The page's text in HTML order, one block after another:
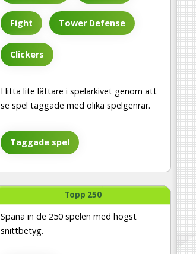
Fight Tower Defense
Clickers
Hitta lite lättare i spelarkivet genom att
se spel taggade med olika spelgenrar.
Taggade spel
Topp 250
Spana in de 250 spelen med högst
snittbetyg.